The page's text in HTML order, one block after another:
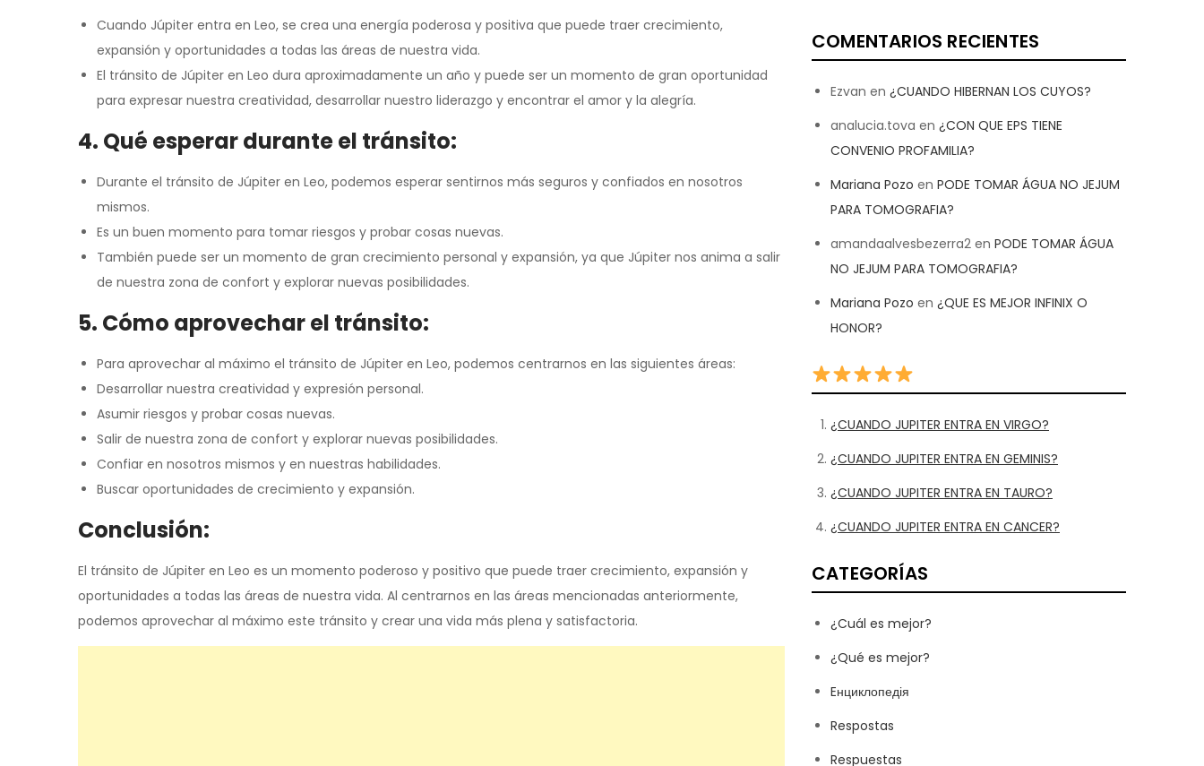
Cuando Júpiter entra en Leo, se crea una energía poderosa y positiva que puede traer crecimiento,
expansión y oportunidades a todas las áreas de nuestra vida.
El tránsito de Júpiter en Leo dura aproximadamente un año y puede ser un momento de gran oportunidad
para expresar nuestra creatividad, desarrollar nuestro liderazgo y encontrar el amor y la alegría.
4. Qué esperar durante el tránsito:
Durante el tránsito de Júpiter en Leo, podemos esperar sentirnos más seguros y confiados en nosotros
mismos.
Es un buen momento para tomar riesgos y probar cosas nuevas.
También puede ser un momento de gran crecimiento personal y expansión, ya que Júpiter nos anima a salir
de nuestra zona de confort y explorar nuevas posibilidades.
5. Cómo aprovechar el tránsito:
Para aprovechar al máximo el tránsito de Júpiter en Leo, podemos centrarnos en las siguientes áreas:
Desarrollar nuestra creatividad y expresión personal.
Asumir riesgos y probar cosas nuevas.
Salir de nuestra zona de confort y explorar nuevas posibilidades.
Confiar en nosotros mismos y en nuestras habilidades.
Buscar oportunidades de crecimiento y expansión.
Conclusión:
El tránsito de Júpiter en Leo es un momento poderoso y positivo que puede traer crecimiento, expansión y
oportunidades a todas las áreas de nuestra vida. Al centrarnos en las áreas mencionadas anteriormente,
podemos aprovechar al máximo este tránsito y crear una vida más plena y satisfactoria.
COMENTARIOS RECIENTES
Ezvan en ¿CUANDO HIBERNAN LOS CUYOS?
analucia.tova en ¿CON QUE EPS TIENE
CONVENIO PROFAMILIA?
Mariana Pozo en PODE TOMAR ÁGUA NO JEJUM
PARA TOMOGRAFIA?
amandaalvesbezerra2 en PODE TOMAR ÁGUA
NO JEJUM PARA TOMOGRAFIA?
Mariana Pozo en ¿QUE ES MEJOR INFINIX O
HONOR?
¿CUANDO JUPITER ENTRA EN VIRGO?
¿CUANDO JUPITER ENTRA EN GEMINIS?
¿CUANDO JUPITER ENTRA EN TAURO?
¿CUANDO JUPITER ENTRA EN CANCER?
CATEGORÍAS
¿Cuál es mejor?
¿Qué es mejor?
Eнциклопедія
Respostas
Respuestas